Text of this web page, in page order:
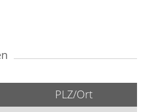
PLZ/Ort